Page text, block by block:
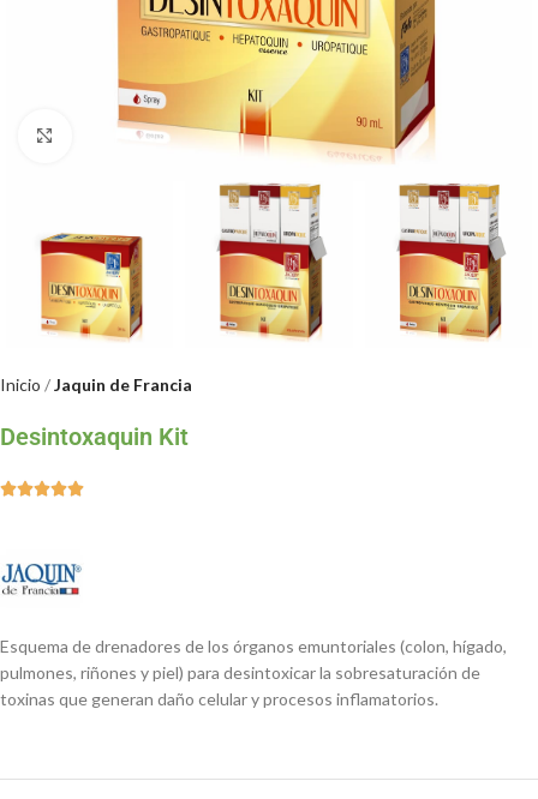
Clic para ampliar
Inicio Jaquin de Francia
Desintoxaquin Kit

Esquema de drenadores de los órganos emuntoriales (colon, hígado,
pulmones, riñones y piel) para desintoxicar la sobresaturación de
toxinas que generan daño celular y procesos inflamatorios.